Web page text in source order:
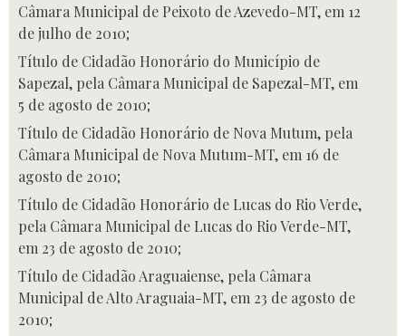
Câmara Municipal de Peixoto de Azevedo-MT, em 12
de julho de 2010;
Título de Cidadão Honorário do Município de
Sapezal, pela Câmara Municipal de Sapezal-MT, em
5 de agosto de 2010;
Título de Cidadão Honorário de Nova Mutum, pela
Câmara Municipal de Nova Mutum-MT, em 16 de
agosto de 2010;
Título de Cidadão Honorário de Lucas do Rio Verde,
pela Câmara Municipal de Lucas do Rio Verde-MT,
em 23 de agosto de 2010;
Título de Cidadão Araguaiense, pela Câmara
Municipal de Alto Araguaia-MT, em 23 de agosto de
2010;